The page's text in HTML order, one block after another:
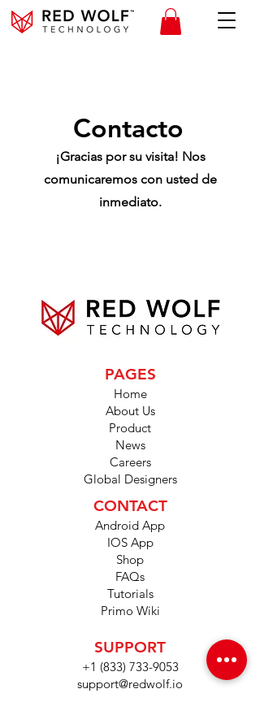
Contacto
¡Gracias por su visita! Nos
comunicaremos con usted de
inmediato.
PAGES
Home
About Us
Product
News
Careers
Global Designers
CONTACT
Android App
IOS App
Shop
FAQs
Tutorials
Primo Wiki
SUPPORT
+1 (833) 733-9053
support@redwolf.io